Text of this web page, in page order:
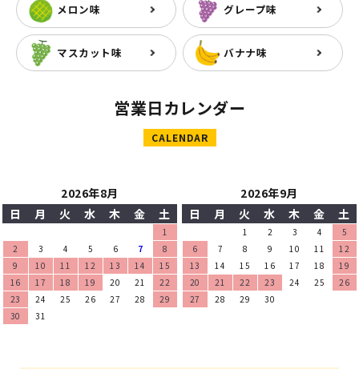
メロン味 グレープ味
マスカット味 バナナ味
営業日カレンダー
CALENDAR
2026年8月
日
月 火 水 木 金 土
1
2
3 4 5 6 7
8
9
10 11 12 13 14
15
16
17 18 19 20 21
22
23
24 25 26 27 28
29
30
31
2026年9月
日
月 火 水 木 金 土
1 2 3 4
5
6
7 8 9 10 11
12
13
14 15 16 17 18
19
20
21 22 23 24 25
26
27
28 29 30